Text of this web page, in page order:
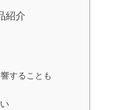
紹介
することも
い